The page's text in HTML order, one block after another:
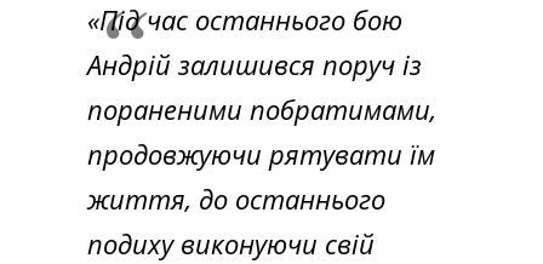
«Під час останнього бою
Андрій залишився поруч із
пораненими побратимами,
продовжуючи рятувати їм
життя, до останнього
подиху виконуючи свій